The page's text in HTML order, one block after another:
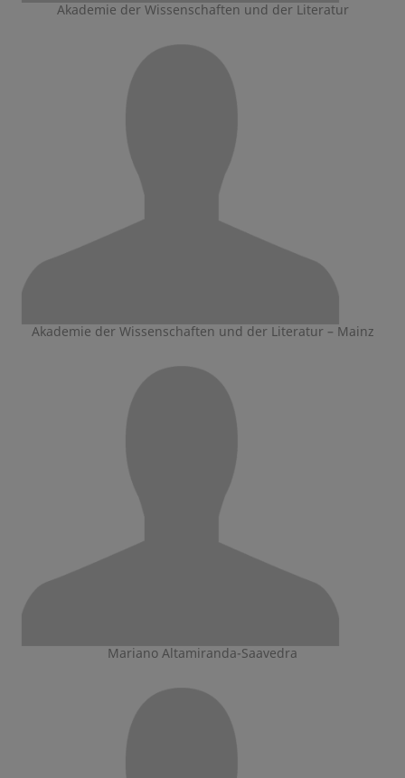
Akademie der Wissenschaften und der Literatur
Akademie der Wissenschaften und der Literatur – Mainz
Mariano Altamiranda-Saavedra